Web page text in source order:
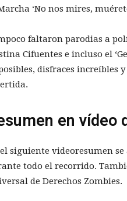
‘No nos mires,
faltaron parodias a
Cifuentes e incluso el
disfraces increíbles
en vídeo
siguiente videoresumen
todo el recorrido.
de Derechos Zombies.